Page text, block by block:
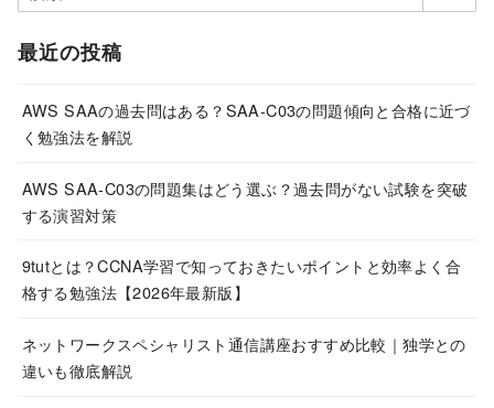
最近の投稿
AWS SAAの過去問はある？SAA-C03の問題傾向と合格に近づ
く勉強法を解説
AWS SAA-C03の問題集はどう選ぶ？過去問がない試験を突破
する演習対策
9tutとは？CCNA学習で知っておきたいポイントと効率よく合
格する勉強法【2026年最新版】
ネットワークスペシャリスト通信講座おすすめ比較｜独学との
違いも徹底解説